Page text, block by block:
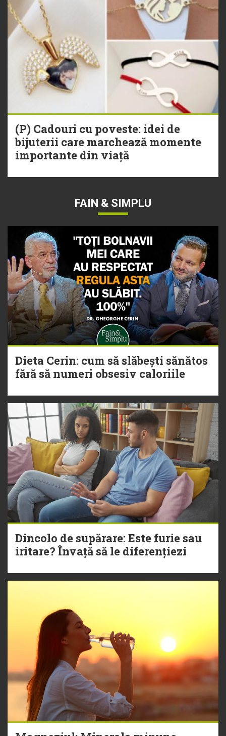
(P) Cadouri cu poveste: idei de
bijuterii care marchează momente
importante din viață
FAIN & SIMPLU
Dieta Cerin: cum să slăbești sănătos
fără să numeri obsesiv caloriile
Dincolo de supărare: Este furie sau
iritare? Învață să le diferențiezi